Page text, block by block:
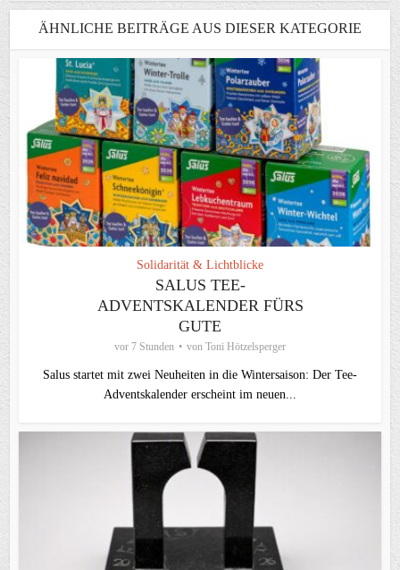
ÄHNLICHE BEITRÄGE AUS DIESER KATEGORIE
Solidarität & Lichtblicke
SALUS TEE-
ADVENTSKALENDER FÜRS
GUTE
vor 7 Stunden von Toni Hötzelsperger
Salus startet mit zwei Neuheiten in die Wintersaison: Der Tee-
Adventskalender erscheint im neuen...